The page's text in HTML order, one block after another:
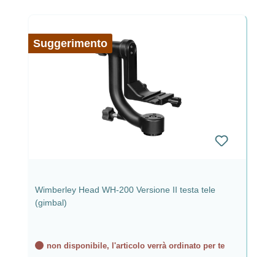
Suggerimento
Wimberley Head WH-200 Versione II testa tele
(gimbal)
non disponibile, l'articolo verrà ordinato per te